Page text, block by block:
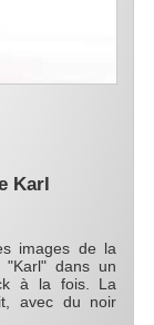
Karl
images de la
"Karl" dans un
à la fois. La
avec du noir